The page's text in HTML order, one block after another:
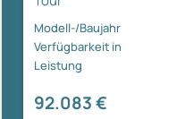
Modell-/Baujahr
Verfügbarkeit in
Leistung
92.083 €